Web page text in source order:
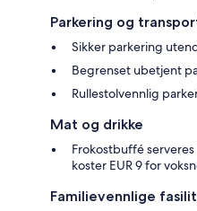
Parkering og
Sikker parkering
Begrenset ubetjent
Rullestolvennlig
Mat og drikke
Frokostbuffé
koster EUR 9 for
Familievennlige